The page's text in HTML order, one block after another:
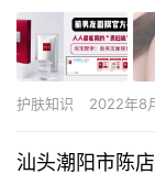
护肤知识 2022年8
汕头潮阳市陈